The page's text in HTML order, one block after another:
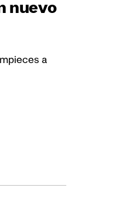
nuevo
a